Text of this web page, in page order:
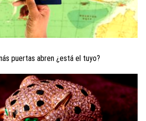
puertas abren ¿está el tuyo?